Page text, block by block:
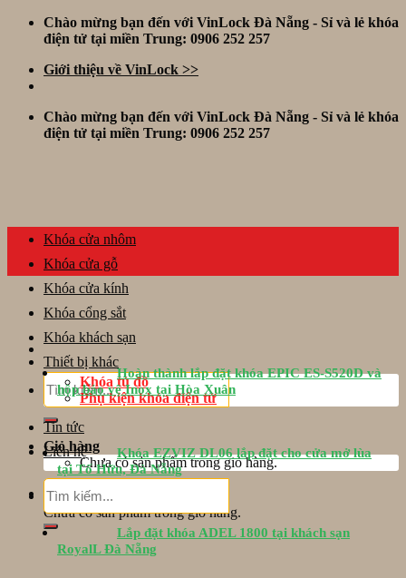
Skip
Chào mừng bạn đến với VinLock Đà Nẵng - Sỉ và lẻ khóa
điện tử tại miền Trung: 0906 252 257
Giới thiệu về VinLock >>
Chào mừng bạn đến với VinLock Đà Nẵng - Sỉ và lẻ khóa
điện tử tại miền Trung: 0906 252 257
Tìm
kiếm:
Giỏ hàng
Chưa có sản phẩm trong giỏ hàng.
Giỏ hàng
Chưa có sản phẩm trong giỏ hàng.
Khóa cửa nhôm
Khóa cửa gỗ
Khóa cửa kính
Khóa cổng sắt
Khóa khách sạn
Thiết bị khác
Khóa tủ đồ
Phụ kiện khóa điện tử
Tin tức
Liên hệ
Tìm
kiếm:
Hoàn thành lắp đặt khóa EPIC ES-S520D và
hộp bảo vệ Inox tại Hòa Xuân
Khóa EZVIZ DL06 lắp đặt cho cửa mở lùa
tại Tố Hữu, Đà Nẵng
Lắp đặt khóa ADEL 1800 tại khách sạn
RoyalL Đà Nẵng